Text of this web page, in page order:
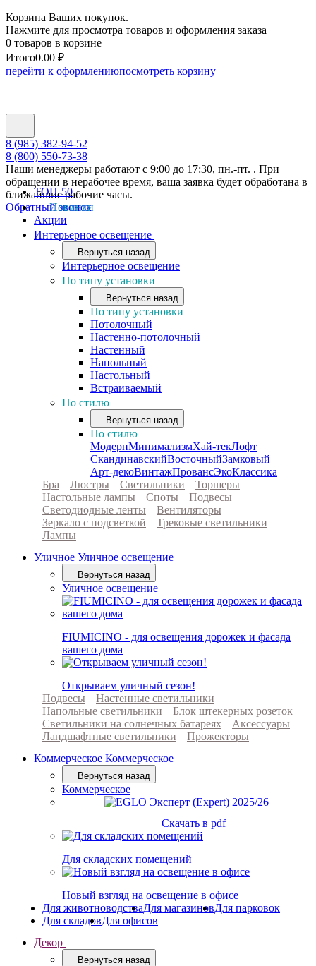
Корзина Ваших покупок.
Нажмите для просмотра товаров и оформления заказа
0 товаров в корзине
Итого0.00 ₽
перейти к оформлениюпосмотреть корзину
8 (985) 382-94-52
8 (800) 550-73-38
Наши менеджеры работают с 9:00 до 17:30, пн.-пт. . При
обращении в нерабочее время, ваша заявка будет обработана в
ближайшие рабочие часы.
Обратный звонок
ТОП-50
Новинки
Акции
Интерьерное освещение
Вернуться назад
Интерьерное освещение
По типу установки
Вернуться назад
По типу установки
Потолочный
Настенно-потолочный
Настенный
Напольный
Настольный
Встраиваемый
По стилю
Вернуться назад
По стилю
МодернМинимализмХай-текЛофт
СкандинавскийВосточныйЗамковый
Арт-декоВинтажПровансЭкоКлассика
Бра
Люстры Светильники
Торшеры
Настольные лампы
Споты
Подвесы
Светодиодные ленты
Вентиляторы
Зеркало с подсветкой
Трековые светильники
Лампы
Уличное Уличное освещение
Вернуться назад
Уличное освещение
FIUMICINO - для освещения дорожек и фасада
вашего дома
Открываем уличный сезон!
Подвесы
Настенные светильники
Напольные светильники
Блок штекерных розеток
Светильники на солнечных батареях
Аксессуары
Ландшафтные светильники
Прожекторы
Коммерческое Коммерческое
Вернуться назад
Коммерческое
Скачать в pdf
Для складских помещений
Новый взгляд на освещение в офисе
Для животноводстваДля магазиновДля парковок
Для складовДля офисов
Декор
Вернуться назад